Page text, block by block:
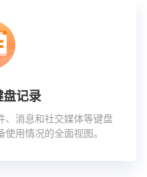
盘记录
、消息和社交媒体等键盘
用情况的全面视图。